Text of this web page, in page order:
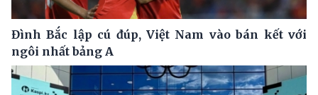
Đình Bắc lập cú đúp, Việt Nam vào bán kết với
ngôi nhất bảng A